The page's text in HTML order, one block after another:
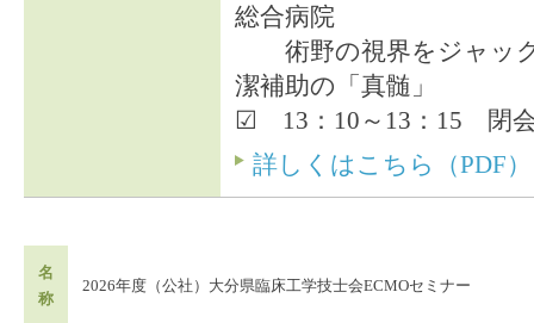
総合病院
術野の視界をジャッ
潔補助の「真髄」
☑ 13：10～13：15 閉
詳しくはこちら（PDF）
名
称
2026年度（公社）大分県臨床工学技士会ECMOセミナー